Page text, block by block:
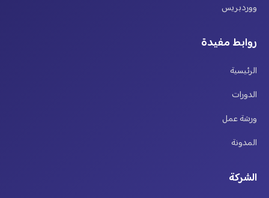
ووردبريس
روابط مفيدة
الرئيسية
الدورات
ورشة عمل
المدونة
الشركة